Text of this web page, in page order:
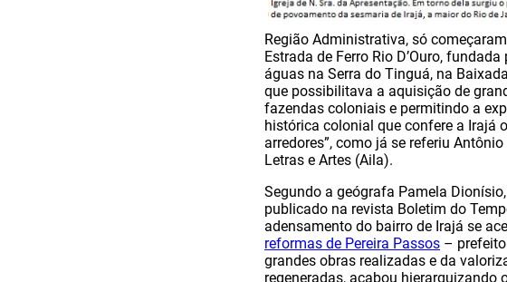
Região Administrativa, só
Estrada de Ferro Rio D’Ouro,
águas na Serra do Tinguá, na
que possibilitava a aquisição de
fazendas coloniais e permitindo a
histórica colonial que confere a Irajá
arredores”, como já se referiu
Letras e Artes (Aila).
Segundo a geógrafa Pamela
publicado na revista Boletim do
adensamento do bairro de Irajá se
reformas de Pereira Passos –
grandes obras realizadas e da
regeneradas, acabou hierarquizando